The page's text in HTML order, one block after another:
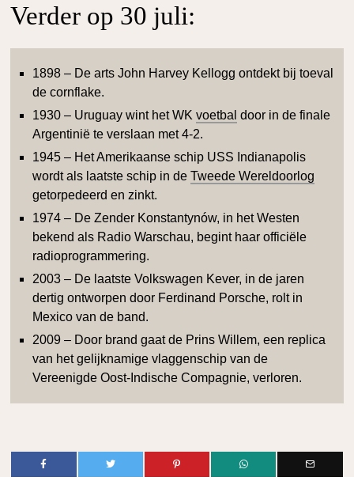
Verder op 30 juli:
1898 – De arts John Harvey Kellogg ontdekt bij toeval
de cornflake.
1930 – Uruguay wint het WKvoetbal door in de finale
Argentinië te verslaan met 4-2.
1945 – Het Amerikaanse schip USS Indianapolis
wordt als laatste schip in deTweede Wereldoorlog
getorpedeerd en zinkt.
1974 – De Zender Konstantynów, in het Westen
bekend als Radio Warschau, begint haar officiële
radioprogrammering.
2003 – De laatste Volkswagen Kever, in de jaren
dertig ontworpen door Ferdinand Porsche, rolt in
Mexico van de band.
2009 – Door brand gaat de Prins Willem, een replica
van het gelijknamige vlaggenschip van de
Vereenigde Oost-Indische Compagnie, verloren.